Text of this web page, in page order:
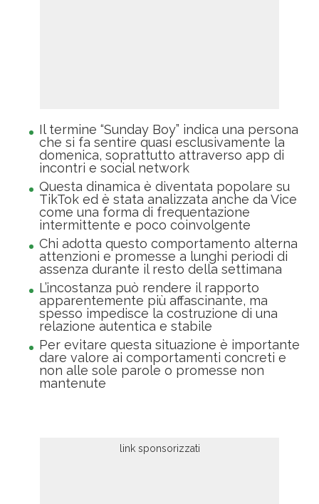
Il termine “Sunday Boy” indica una persona
che si fa sentire quasi esclusivamente la
domenica, soprattutto attraverso app di
incontri e social network
Questa dinamica è diventata popolare su
TikTok ed è stata analizzata anche da Vice
come una forma di frequentazione
intermittente e poco coinvolgente
Chi adotta questo comportamento alterna
attenzioni e promesse a lunghi periodi di
assenza durante il resto della settimana
L’incostanza può rendere il rapporto
apparentemente più affascinante, ma
spesso impedisce la costruzione di una
relazione autentica e stabile
Per evitare questa situazione è importante
dare valore ai comportamenti concreti e
non alle sole parole o promesse non
mantenute